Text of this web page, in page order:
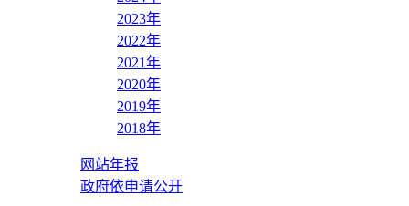
2023年
2022年
2021年
2020年
2019年
2018年
网站年报
政府依申请公开